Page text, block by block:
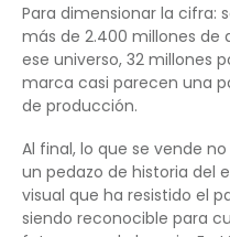
Para dimensionar la cifra:
más de 2.400 millones de
ese universo, 32 millones
marca casi parecen una
de producción.
Al final, lo que se vende
un pedazo de historia del
visual que ha resistido el
siendo reconocible para